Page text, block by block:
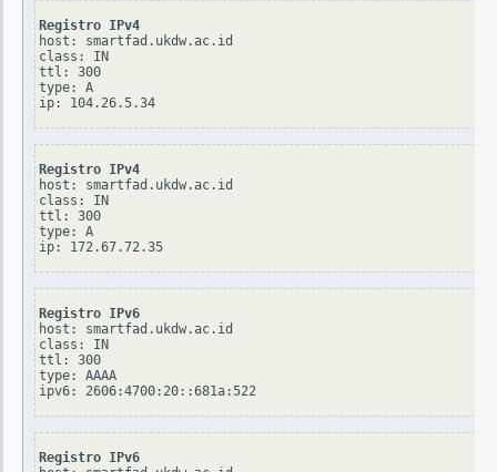
Registro IPv4
host: smartfad.ukdw.ac.id
class: IN
ttl: 300
type: A
Registro IPv4
host: smartfad.ukdw.ac.id
class: IN
ttl: 300
type: A
Registro IPv6
host: smartfad.ukdw.ac.id
class: IN
ttl: 300
type: AAAA
Registro IPv6